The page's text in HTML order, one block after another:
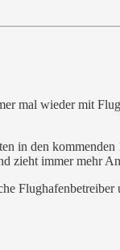
mal wieder mit
in den
zieht immer mehr